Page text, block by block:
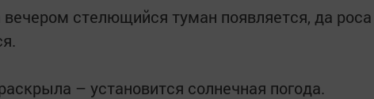
стелющийся туман появляется, да роса
– установится солнечная погода.